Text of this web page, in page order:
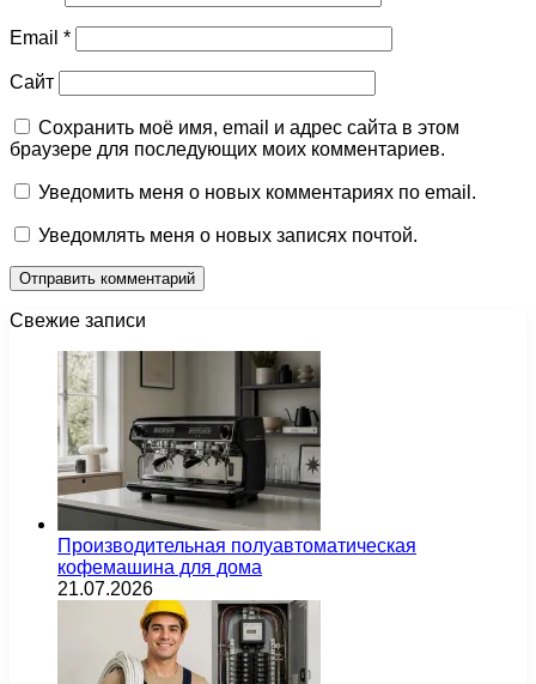
Email *
Сайт
Сохранить моё имя, email и адрес сайта в этом
браузере для последующих моих комментариев.
Уведомить меня о новых комментариях по email.
Уведомлять меня о новых записях почтой.
Свежие записи
Производительная полуавтоматическая
кофемашина для дома
21.07.2026